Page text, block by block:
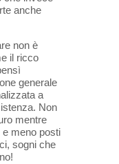
anche
non è
il ricco
generale
a
Non
mentre
meno posti
sogni che